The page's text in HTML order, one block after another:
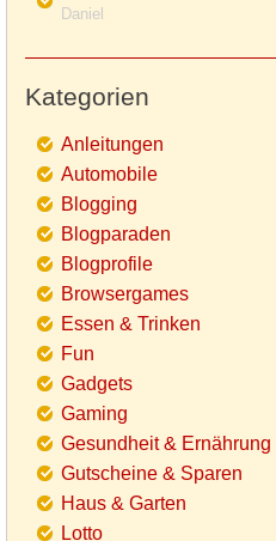
Daniel
Kategorien
Anleitungen
Automobile
Blogging
Blogparaden
Blogprofile
Browsergames
Essen & Trinken
Fun
Gadgets
Gaming
Gesundheit & Ernährung
Gutscheine & Sparen
Haus & Garten
Lotto